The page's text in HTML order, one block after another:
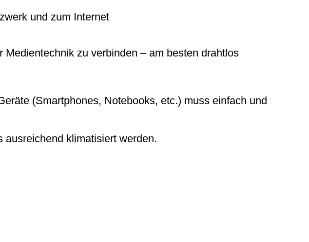
und zum Internet
zu verbinden – am besten drahtlos
(Smartphones, Notebooks, etc.) muss einfach und
ausreichend klimatisiert werden.